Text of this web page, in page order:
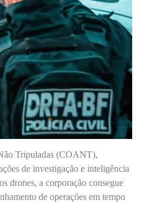
Tripuladas (COANT),
de investigação e inteligência
drones, a corporação consegue
de operações em tempo